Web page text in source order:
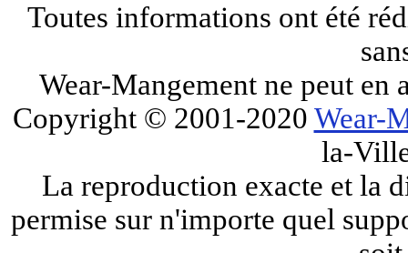
Toutes informations ont été
Wear-Mangement ne peut en
Copyright © 2001-2020 Wear-
la-
La reproduction exacte et la
permise sur n'importe quel